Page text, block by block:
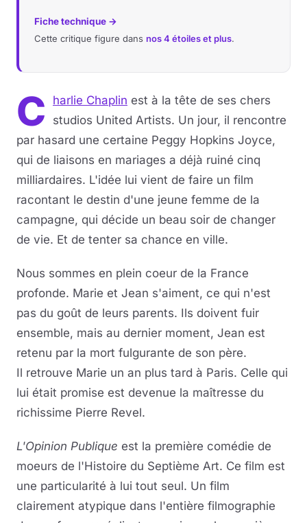
Fiche technique →
Cette critique figure dans nos 4 étoiles et plus.
C harlie Chaplin est à la tête de ses chers
studios United Artists. Un jour, il rencontre
par hasard une certaine Peggy Hopkins Joyce,
qui de liaisons en mariages a déjà ruiné cinq
milliardaires. L'idée lui vient de faire un film
racontant le destin d'une jeune femme de la
campagne, qui décide un beau soir de changer
de vie. Et de tenter sa chance en ville.
Nous sommes en plein coeur de la France
profonde. Marie et Jean s'aiment, ce qui n'est
pas du goût de leurs parents. Ils doivent fuir
ensemble, mais au dernier moment, Jean est
retenu par la mort fulgurante de son père.
Il retrouve Marie un an plus tard à Paris. Celle qui
lui était promise est devenue la maîtresse du
richissime Pierre Revel.
L'Opinion Publique est la première comédie de
moeurs de l'Histoire du Septième Art. Ce film est
une particularité à lui tout seul. Un film
clairement atypique dans l'entière filmographie